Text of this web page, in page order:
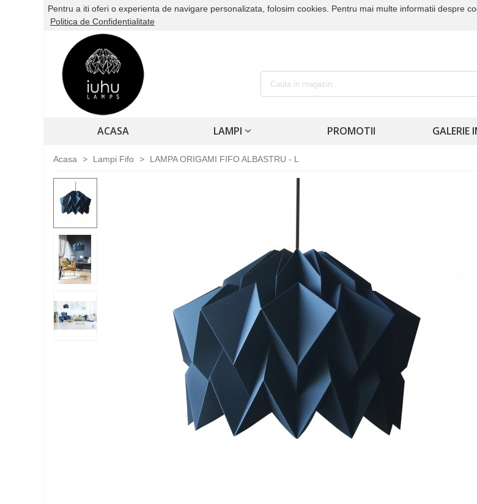
Pentru a iti oferi o experienta de navigare personalizata, folosim cookies. Pentru mai multe informatii despre
Politica de Confidentialitate
ACASA LAMPI PROMOTII GALERIE
Acasa > Lampi Fifo > LAMPA ORIGAMI FIFO ALBASTRU - L